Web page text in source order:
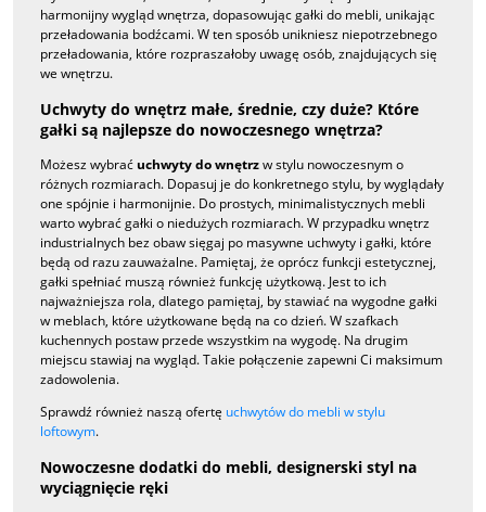
harmonijny wygląd wnętrza, dopasowując gałki do mebli, unikając
przeładowania bodźcami. W ten sposób unikniesz niepotrzebnego
przeładowania, które rozpraszałoby uwagę osób, znajdujących się
we wnętrzu.
Uchwyty do wnętrz małe, średnie, czy duże? Które
gałki są najlepsze do nowoczesnego wnętrza?
Możesz wybrać uchwyty do wnętrzw stylu nowoczesnym o
różnych rozmiarach. Dopasuj je do konkretnego stylu, by wyglądały
one spójnie i harmonijnie. Do prostych, minimalistycznych mebli
warto wybrać gałki o niedużych rozmiarach. W przypadku wnętrz
industrialnych bez obaw sięgaj po masywne uchwyty i gałki, które
będą od razu zauważalne. Pamiętaj, że oprócz funkcji estetycznej,
gałki spełniać muszą również funkcję użytkową. Jest to ich
najważniejsza rola, dlatego pamiętaj, by stawiać na wygodne gałki
w meblach, które użytkowane będą na co dzień. W szafkach
kuchennych postaw przede wszystkim na wygodę. Na drugim
miejscu stawiaj na wygląd. Takie połączenie zapewni Ci maksimum
zadowolenia.
Sprawdź również naszą ofertę uchwytów do mebli w stylu
loftowym.
Nowoczesne dodatki do mebli, designerski styl na
wyciągnięcie ręki